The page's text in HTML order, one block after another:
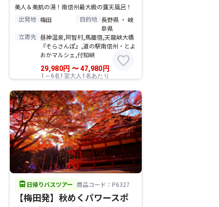
美人＆美肌の湯！南信州最大級の露天風呂！
出発地 梅田 目的地 長野県 ・ 岐
阜県
立寄先 昼神温泉,阿智村,馬籠宿,天龍峡大橋
『そらさんぽ』,道の駅南信州・とよ
おかマルシェ,付知峡
29,980円 〜47,980 円
1～6名1室大人1名あたり
favorite
directions_bus 日帰りバスツアー 商品コード：P6327
【梅田発】秋めくパワースポ